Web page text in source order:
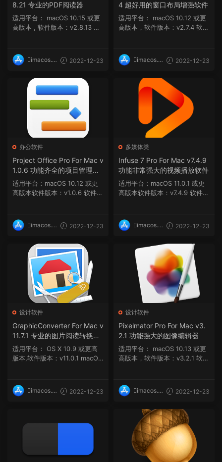
8.21 专业的PDF阅读器
适用平台： macOS 10.15 或更
高版本 , 软件版本：v2.8.13 ma
imacos.t
2022-12-23
4 超好用的窗口布局增强软件
适用平台： macOS 10.12 或更
高版本，软件版本：v2.7.4 软件
imacos.t
2022-12-23
办公软件
Project Office Pro For Mac v
1.0.6 功能齐全的项目管理应
用程序
适用平台：macOS 10.12 或更
高版本软件版本：v1.0.6 软件介
imacos.t
2022-12-23
多媒体类
Infuse 7 Pro For Mac v7.4.9
功能非常强大的视频播放软件
适用平台：macOS 11.0.1 或更
高版本软件版本：v7.4.9 软件介
imacos.t
2022-12-23
设计软件
GraphicConverter For Mac v
11.7.1 专业的图片阅读转换工
具
适用平台： OS X 10.9 或更高
版本,软件版本：v11.0.1 macOS
imacos.t
2022-12-23
设计软件
Pixelmator Pro For Mac v3.
2.1 功能强大的图像编辑器
适用平台： macOS 10.13 或更
高版本，软件版本：v3.2.1 软件
imacos.t
2022-12-23